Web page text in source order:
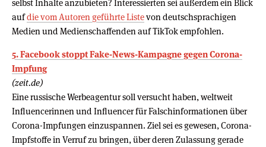
selbst Inhalte anzubieten? Interessierten sei außerdem ein Blick
aufdie vom Autoren geführte Listevon deutschsprachigen
Medien und Medienschaffenden auf TikTok empfohlen.
5. Facebook stoppt Fake-News-Kampagne gegen Corona-
Impfung
(zeit.de)
Eine russische Werbeagentur soll versucht haben, weltweit
Influencerinnen und Influencer für Falschinformationen über
Corona-Impfungen einzuspannen. Ziel sei es gewesen, Corona-
Impfstoffe in Verruf zu bringen, über deren Zulassung gerade